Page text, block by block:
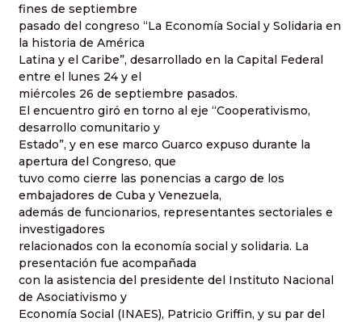
fines de septiembre
pasado del congreso “La Economía Social y Solidaria en
la historia de América
Latina y el Caribe”, desarrollado en la Capital Federal
entre el lunes 24 y el
miércoles 26 de septiembre pasados.
El encuentro giró en torno al eje “Cooperativismo,
desarrollo comunitario y
Estado”, y en ese marco Guarco expuso durante la
apertura del Congreso, que
tuvo como cierre las ponencias a cargo de los
embajadores de Cuba y Venezuela,
además de funcionarios, representantes sectoriales e
investigadores
relacionados con la economía social y solidaria. La
presentación fue acompañada
con la asistencia del presidente del Instituto Nacional
de Asociativismo y
Economía Social (INAES), Patricio Griffin, y su par del